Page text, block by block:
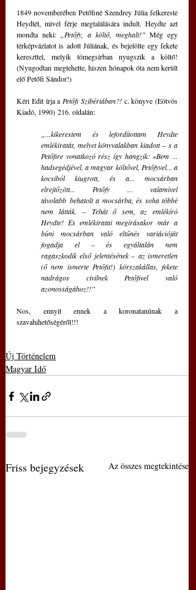
1849 novemberében Petőfiné Szendrey Júlia felkereste
Heydtét, mivel férje megtalálására indult. Heydte azt
mondta neki:
„Petőfy, a költő, meghalt!” Még egy
térképvázlatot is adott Júliának, és bejelölte egy fekete
kereszttel, melyik tömegsírban nyugszik a költő!
(Nyugodtan megtehette, hiszen hónapok óta nem került
elő Petőfi Sándor!)
Kéri Edit írja a Petőfi Szibériában?! c. könyve (Eötvös
Kiadó, 1990) 216. oldalán:
„...kikerestem és lefordítottam Heydte
emlékiratát, melyet könyvalakban kiadott ‒ s a
Petőfire vonatkozó rész így hangzik: »Bem ...
hadsegédjével, a magyar költővel, Petőfyvel... a
kocsiból kiugrott, és a... mocsárban
elrejtőzött... Petőfy ... valamivel
távolabb behatolt a mocsárba, és soha többé
nem látták. ‒ Tehát ő sem, az emlékíró
Heydte! És emlékiratai megírásakor már a
búni mocsárban való eltűnés variációját
fogadja el ‒ és egyáltalán nem
ragaszkodik első jelentésének ‒ az ismeretlen
(ő nem ismerte Petőfit!) körszakállas, fekete
nadrágos civilnek Petőfivel való
azonosságához!!”
Nos, ennyit ennek a koronatanúnak a
szavahihetőségéről!!!
Új Történelem
Magyar Idő
Friss bejegyzések Az összes megtekintése